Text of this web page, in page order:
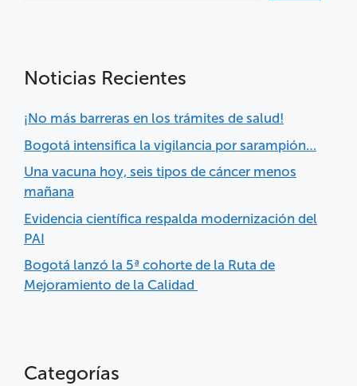
Noticias Recientes
¡No más barreras en los trámites de salud!
Bogotá intensifica la vigilancia por sarampión…
Una vacuna hoy, seis tipos de cáncer menos
mañana
Evidencia científica respalda modernización del
PAI
Bogotá lanzó la 5ª cohorte de la Ruta de
Mejoramiento de la Calidad
Categorías